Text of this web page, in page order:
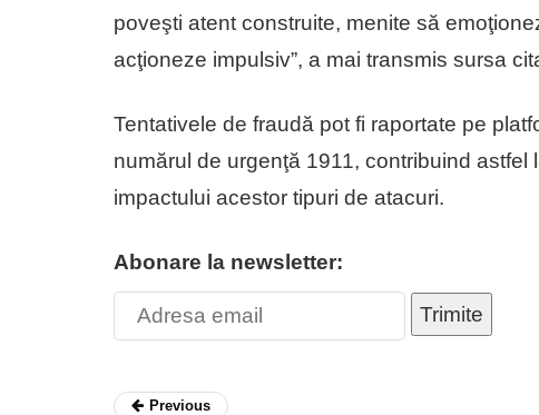
poveşti atent construite, menite să
acţioneze impulsiv”, a mai transmis sursa
Tentativele de fraudă pot fi raportate pe
numărul de urgenţă 1911, contribuind
impactului acestor tipuri de atacuri.
Abonare la newsletter:
Trimite
Previous